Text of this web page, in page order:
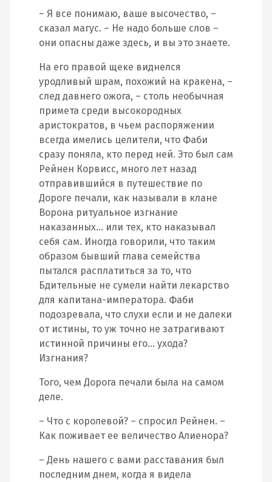
– Я все понимаю, ваше высочество, –
сказал магус. – Не надо больше слов –
они опасны даже здесь, и вы это знаете.
На его правой щеке виднелся
уродливый шрам, похожий на кракена, –
след давнего ожога, – столь необычная
примета среди высокородных
аристократов, в чьем распоряжении
всегда имелись целители, что Фаби
сразу поняла, кто перед ней. Это был сам
Рейнен Корвисс, много лет назад
отправившийся в путешествие по
Дороге печали, как называли в клане
Ворона ритуальное изгнание
наказанных… или тех, кто наказывал
себя сам. Иногда говорили, что таким
образом бывший глава семейства
пытался расплатиться за то, что
Бдительные не сумели найти лекарство
для капитана-императора. Фаби
подозревала, что слухи если и не далеки
от истины, то уж точно не затрагивают
истинной причины его… ухода?
Изгнания?
Того, чем Дорога печали была на самом
деле.
– Что с королевой? – спросил Рейнен. –
Как поживает ее величество Алиенора?
– День нашего с вами расставания был
последним днем, когда я видела